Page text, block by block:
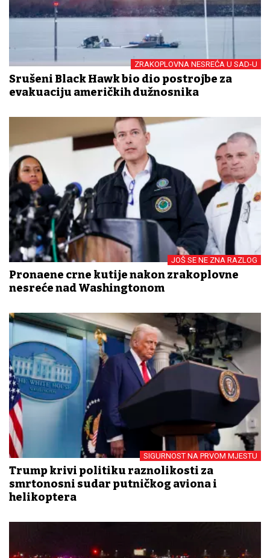
ZRAKOPLOVNA NESREĆA U SAD-U
Srušeni Black Hawk bio dio postrojbe za
evakuaciju američkih dužnosnika
JOŠ SE NE ZNA RAZLOG
Pronađene crne kutije nakon zrakoplovne
nesreće nad Washingtonom
SIGURNOST NA PRVOM MJESTU
Trump krivi politiku raznolikosti za
smrtonosni sudar putničkog aviona i
helikoptera